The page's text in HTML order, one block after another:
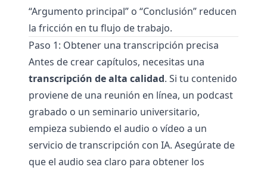
“Argumento principal” o “Conclusión” reducen
la fricción en tu flujo de trabajo.
Paso 1: Obtener una transcripción precisa
Antes de crear capítulos, necesitas una
transcripción de alta calidad. Si tu contenido
proviene de una reunión en línea, un podcast
grabado o un seminario universitario,
empieza subiendo el audio o vídeo a un
servicio de transcripción con IA. Asegúrate de
que el audio sea claro para obtener los